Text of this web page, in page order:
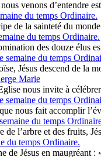
venons d’entendre
du temps Ordinaire.
de la sainteté du
du temps Ordinaire.
des douze élus
semaine du temps
Jésus descend de la
Marie
nous invite à
semaine du temps
nous fait accomplir
du temps
de l’arbre et des fruits,
du temps Ordinaire.
de Jésus en maugréant